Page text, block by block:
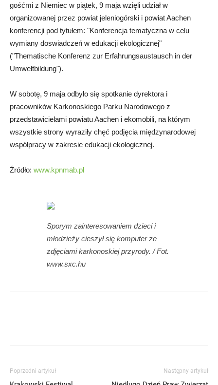
gośćmi z Niemiec w piątek, 9 maja wzięli udział w
organizowanej przez powiat jeleniogórski i powiat Aachen
konferencji pod tytułem: "Konferencja tematyczna w celu
wymiany doswiadczeń w edukacji ekologicznej"
("Thematische Konferenz zur Erfahrungsaustausch in der
Umweltbildung").
W sobotę, 9 maja odbyło się spotkanie dyrektora i
pracowników Karkonoskiego Parku Narodowego z
przedstawicielami powiatu Aachen i ekomobili, na którym
wszystkie strony wyraziły chęć podjęcia międzynarodowej
współpracy w zakresie edukacji ekologicznej.
Źródło: www.kpnmab.pl
Sporym zainteresowaniem dzieci i
młodzieży cieszył się komputer ze
zdjęciami karkonoskiej przyrody. / Fot.
www.sxc.hu
Poprzedni artykuł Następny artykuł